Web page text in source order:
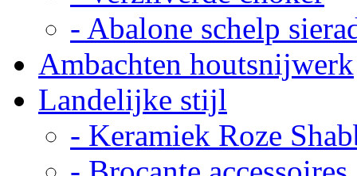
- Abalone schelp
Ambachten houtsnijwerk
Landelijke stijl
- Keramiek Roze